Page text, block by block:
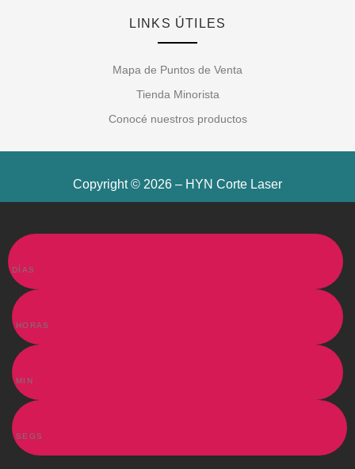
LINKS ÚTILES
Mapa de Puntos de Venta
Tienda Minorista
Conocé nuestros productos
Copyright © 2026 – HYN Corte Laser
DÍAS
HORAS
MIN
SEGS